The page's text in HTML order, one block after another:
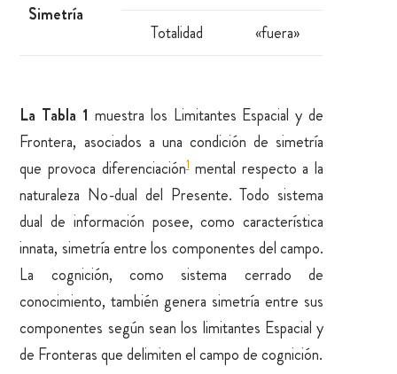
Simetría
Totalidad
«fuera»
La Tabla 1 muestra los Limitantes Espacial y de
Frontera, asociados a una condición de simetría
que provoca diferenciación1mental respecto a la
naturaleza No-dual del Presente. Todo sistema
dual de información posee, como característica
innata, simetría entre los componentes del campo.
La cognición, como sistema cerrado de
conocimiento, también genera simetría entre sus
componentes según sean los limitantes Espacial y
de Fronteras que delimiten el campo de cognición.